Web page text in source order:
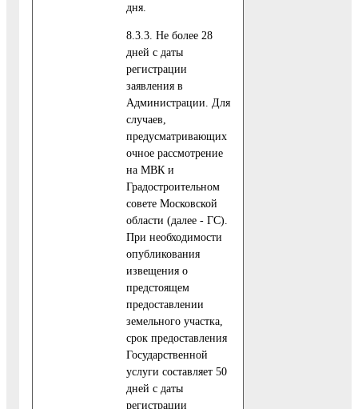
дня.
8.3.3. Не более 28
дней с даты
регистрации
заявления в
Администрации. Для
случаев,
предусматривающих
очное рассмотрение
на МВК и
Градостроительном
совете Московской
области (далее - ГС).
При необходимости
опубликования
извещения о
предстоящем
предоставлении
земельного участка,
срок предоставления
Государственной
услуги составляет 50
дней с даты
регистрации